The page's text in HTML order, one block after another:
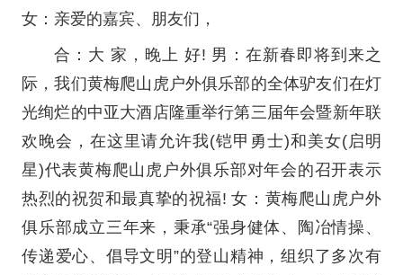
女：亲爱的嘉宾、朋友们，
合：大 家，晚上 好! 男：在新春即将到来之
际，我们黄梅爬山虎户外俱乐部的全体驴友们在灯
光绚烂的中亚大酒店隆重举行第三届年会暨新年联
欢晚会，在这里请允许我(铠甲勇士)和美女(启明
星)代表黄梅爬山虎户外俱乐部对年会的召开表示
热烈的祝贺和最真挚的祝福! 女：黄梅爬山虎户外
俱乐部成立三年来，秉承“强身健体、陶冶情操、
传递爱心、倡导文明”的登山精神，组织了多次有